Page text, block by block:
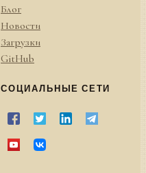
Блог
Новости
Загрузки
GitHub
СОЦИАЛЬНЫЕ СЕТИ